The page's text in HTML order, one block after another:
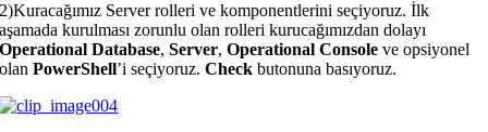
2)Kuracağımız Server rolleri ve komponentlerini seçiyoruz. İlk
aşamada kurulması zorunlu olan rolleri kurucağımızdan dolayı
Operational Database, Server, Operational Console ve opsiyonel
olanPowerShell’i seçiyoruz. Check butonuna basıyoruz.